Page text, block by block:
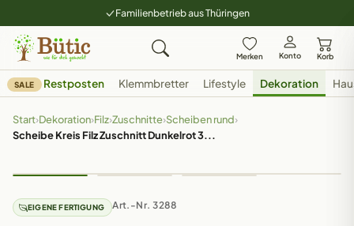
Familienbetrieb aus Thüringen
Merken Konto Korb
SALE Restposten Klemmbretter Lifestyle Dekoration
Start›Dekoration›Filz›Zuschnitte›Scheiben rund›
Scheibe Kreis Filz Zuschnitt Dunkelrot 3...
EIGENE FERTIGUNG Art.-Nr. 3288